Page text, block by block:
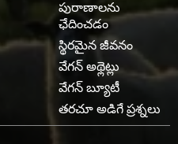
పురాణాలను
ఛేదించడం
స్థిరమైన జీవనం
వేగన్ అథ్లెట్లు
వేగన్ బ్యూటీ
తరచూ అడిగే ప్రశ్నలు